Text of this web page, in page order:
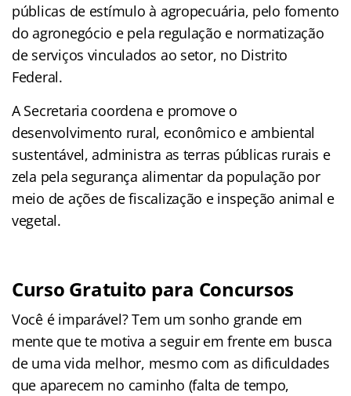
públicas de estímulo à agropecuária, pelo fomento
do agronegócio e pela regulação e normatização
de serviços vinculados ao setor, no Distrito
Federal.
A Secretaria coordena e promove o
desenvolvimento rural, econômico e ambiental
sustentável, administra as terras públicas rurais e
zela pela segurança alimentar da população por
meio de ações de fiscalização e inspeção animal e
vegetal.
Curso Gratuito para Concursos
Você é imparável? Tem um sonho grande em
mente que te motiva a seguir em frente em busca
de uma vida melhor, mesmo com as dificuldades
que aparecem no caminho (falta de tempo,